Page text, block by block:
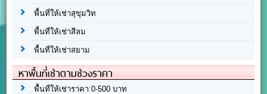
พื้นที่ให้เช่าสุขุมวิท
พื้นที่ให้เช่าสีลม
พื้นที่ให้เช่าสยาม
หาพื้นที่เช่าตามช่วงราคา
พื้นที่ให้เช่าราคา 0-500 บาท